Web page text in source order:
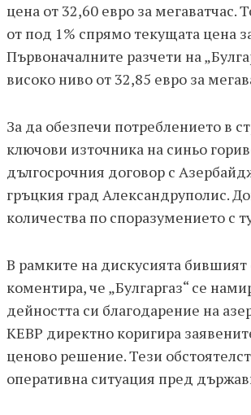
цена от 32,60 евро за
от под 1% спрямо текущата цена
Първоначалните разчети на
високо ниво от 32,85 евро за
За да обезпечи потреблението в
ключови източника на синьо
дългосрочния договор с
гръцкия град Александруполис.
количества по споразумението с
В рамките на дискусията
коментира, че „Булгаргаз“ се
дейността си благодарение на
КЕВР директно коригира
ценово решение. Тези
оперативна ситуация пред